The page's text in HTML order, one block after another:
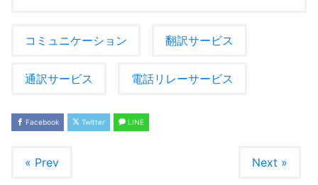
コミュニケーション 翻訳サービス
通訳サービス 電話リレーサービス
Facebook Twitter LINE
« Prev Next »